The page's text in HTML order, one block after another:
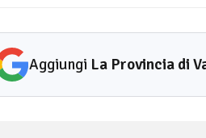
Aggiungi La Provincia di